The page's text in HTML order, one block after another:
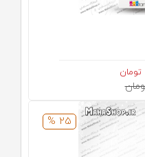
تومان
25 %